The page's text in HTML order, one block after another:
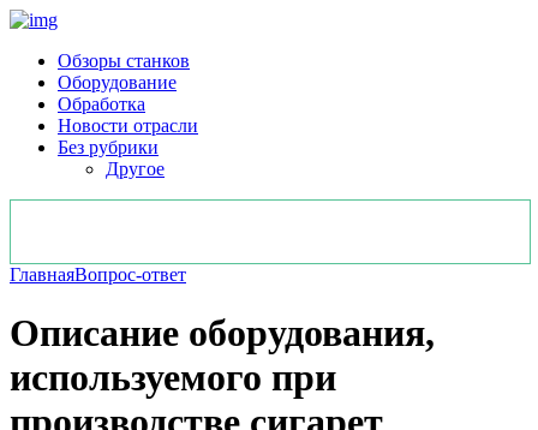
Обзоры станков
Оборудование
Обработка
Новости отрасли
Без рубрики
Другое
ГлавнаяВопрос-ответ
Описание оборудования,
используемого при